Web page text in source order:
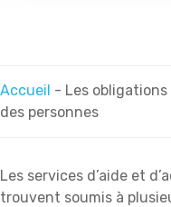
Accueil - Les
des personnes
Les services d’aide et
trouvent soumis à